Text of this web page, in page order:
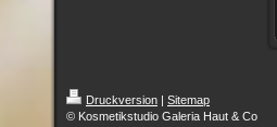
Druckversion | Sitemap
© Kosmetikstudio Galeria Haut & Co